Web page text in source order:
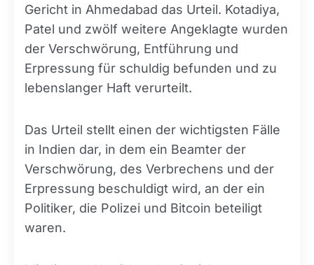
Gericht in Ahmedabad das Urteil. Kotadiya,
Patel und zwölf weitere Angeklagte wurden
der Verschwörung, Entführung und
Erpressung für schuldig befunden und zu
lebenslanger Haft verurteilt.
Das Urteil stellt einen der wichtigsten Fälle
in Indien dar, in dem ein Beamter der
Verschwörung, des Verbrechens und der
Erpressung beschuldigt wird, an der ein
Politiker, die Polizei und Bitcoin beteiligt
waren.